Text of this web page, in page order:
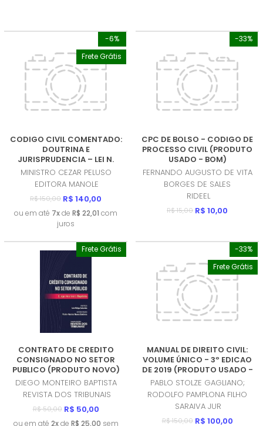
MAIOR PREÇO
A - Z
-6%
Frete Grátis
CODIGO CIVIL COMENTADO:
DOUTRINA E
JURISPRUDENCIA – LEI N.
10.406, DE 10.01.2002
(PRODUTO NOVO)
MINISTRO CEZAR PELUSO
EDITORA MANOLE
R$ 150,00 R$ 140,00
ou em até 7xde R$ 22,01 com
juros
-33%
CPC DE BOLSO - CODIGO DE
PROCESSO CIVIL (PRODUTO
USADO - BOM)
FERNANDO AUGUSTO DE VITA
BORGES DE SALES
RIDEEL
R$ 15,00 R$ 10,00
Frete Grátis
CONTRATO DE CREDITO
CONSIGNADO NO SETOR
PUBLICO (PRODUTO NOVO)
DIEGO MONTEIRO BAPTISTA
REVISTA DOS TRIBUNAIS
R$ 50,00 R$ 50,00
ou em até 2xde R$ 25,00 sem
-33%
Frete Grátis
MANUAL DE DIREITO CIVIL:
VOLUME ÚNICO - 3º EDICAO
DE 2019 (PRODUTO USADO -
MUITO BOM)
PABLO STOLZE GAGLIANO;
RODOLFO PAMPLONA FILHO
SARAIVA JUR
R$ 150,00 R$ 100,00